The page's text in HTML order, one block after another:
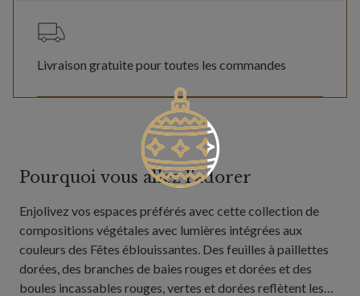
Livraison gratuite pour toutes les commandes
Pourquoi vous allez l'adorer
Enjolivez vos espaces préférés avec cette collection de
compositions végétales avec lumières intégrées aux
couleurs des Fêtes éblouissantes. Des feuilles à paillettes
dorées, des branches de baies rouges et dorées et des
boules incassables rouges, vertes et dorées reflètent les